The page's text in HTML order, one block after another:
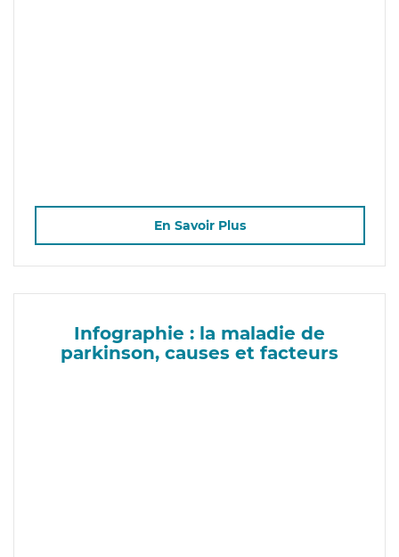
En Savoir Plus
Infographie : la maladie de
parkinson, causes et facteurs